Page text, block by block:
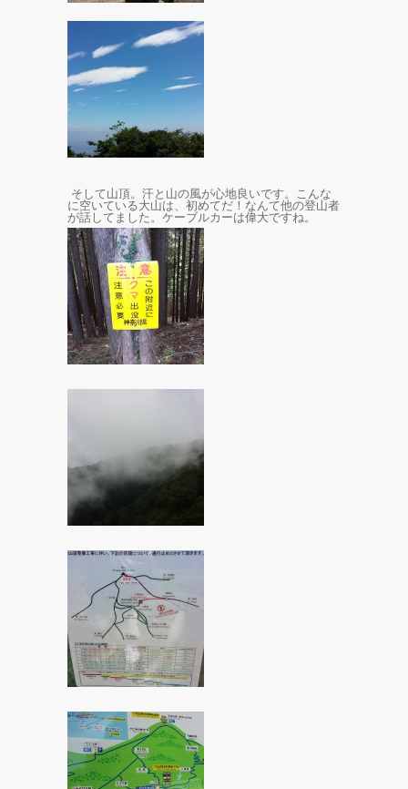
そして山頂。汗と山の風が心地良いです。こんな
に空いている大山は、初めてだ！なんて他の登山者
が話してました。ケーブルカーは偉大ですね。